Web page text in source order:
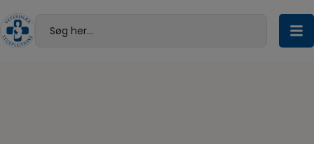
til
indholdet
Søg her...